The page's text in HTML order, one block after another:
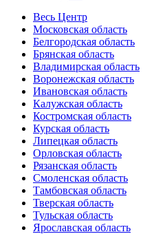
Весь Центр
Московская область
Белгородская область
Брянская область
Владимирская область
Воронежская область
Ивановская область
Калужская область
Костромская область
Курская область
Липецкая область
Орловская область
Рязанская область
Смоленская область
Тамбовская область
Тверская область
Тульская область
Ярославская область